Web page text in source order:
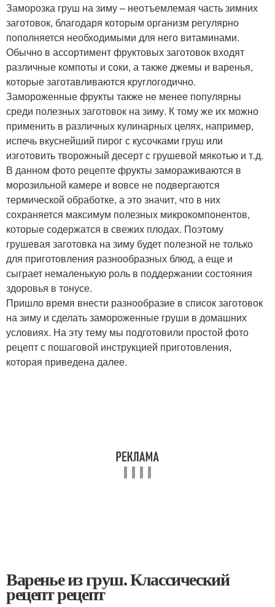
Заморозка груш на зиму – неотъемлемая часть зимних
заготовок, благодаря которым организм регулярно
пополняется необходимыми для него витаминами.
Обычно в ассортимент фруктовых заготовок входят
различные компоты и соки, а также джемы и варенья,
которые заготавливаются круглогодично.
Замороженные фрукты также не менее популярны
среди полезных заготовок на зиму. К тому же их можно
применить в различных кулинарных целях, например,
испечь вкуснейший пирог с кусочками груш или
изготовить творожный десерт с грушевой мякотью и т.д.
В данном фото рецепте фрукты замораживаются в
морозильной камере и вовсе не подвергаются
термической обработке, а это значит, что в них
сохраняется максимум полезных микрокомпонентов,
которые содержатся в свежих плодах. Поэтому
грушевая заготовка на зиму будет полезной не только
для приготовления разнообразных блюд, а еще и
сыграет немаленькую роль в поддержании состояния
здоровья в тонусе.
Пришло время внести разнообразие в список заготовок
на зиму и сделать замороженные груши в домашних
условиях. На эту тему мы подготовили простой фото
рецепт с пошаговой инструкцией приготовления,
которая приведена далее.
Варенье из груш. Классический
рецепт рецепт